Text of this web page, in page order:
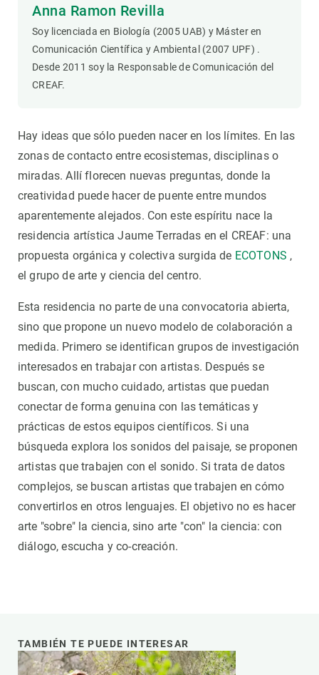
Anna Ramon Revilla
Soy licenciada en Biología (2005 UAB) y Máster en
Comunicación Científica y Ambiental (2007 UPF) .
Desde 2011 soy la Responsable de Comunicación del
CREAF.
Hay ideas que sólo pueden nacer en los límites. En las
zonas de contacto entre ecosistemas, disciplinas o
miradas. Allí florecen nuevas preguntas, donde la
creatividad puede hacer de puente entre mundos
aparentemente alejados. Con este espíritu nace la
residencia artística Jaume Terradas en el CREAF: una
propuesta orgánica y colectiva surgida de ECOTONS ,
el grupo de arte y ciencia del centro.
Esta residencia no parte de una convocatoria abierta,
sino que propone un nuevo modelo de colaboración a
medida. Primero se identifican grupos de investigación
interesados en trabajar con artistas. Después se
buscan, con mucho cuidado, artistas que puedan
conectar de forma genuina con las temáticas y
prácticas de estos equipos científicos. Si una
búsqueda explora los sonidos del paisaje, se proponen
artistas que trabajen con el sonido. Si trata de datos
complejos, se buscan artistas que trabajen en cómo
convertirlos en otros lenguajes. El objetivo no es hacer
arte "sobre" la ciencia, sino arte "con" la ciencia: con
diálogo, escucha y co-creación.
TAMBIÉN TE PUEDE INTERESAR